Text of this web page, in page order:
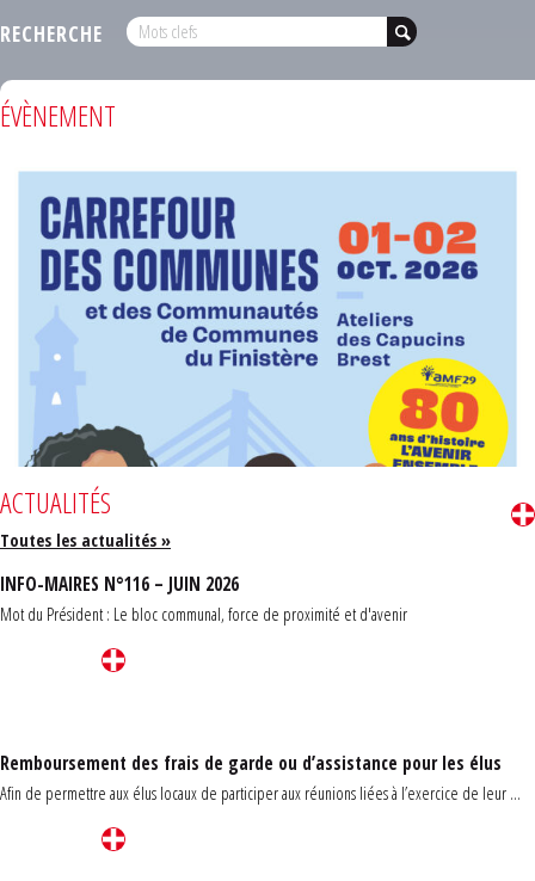
RECHERCHE
ÉVÈNEMENT
ACTUALITÉS
Toutes les actualités »
INFO-MAIRES N°116 – JUIN 2026
Mot du Président : Le bloc communal, force de proximité et d'avenir
Remboursement des frais de garde ou d’assistance pour les élus
Afin de permettre aux élus locaux de participer aux réunions liées à l’exercice de leur ...